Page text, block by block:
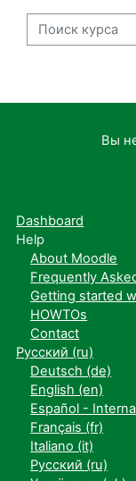
Поиск курса
Вы
Dashboard
Help
About Moodle
Frequently
Getting started
HOWTOs
Contact
Русский ‎(ru)‎
Deutsch ‎(de)‎
English ‎(en)‎
Español -
Français ‎(fr)‎
Italiano ‎(it)‎
Русский ‎(ru)‎